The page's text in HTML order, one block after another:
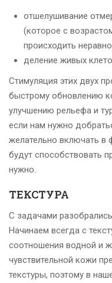
отшелушивание
(которое с
происходить
деление живых
Стимуляция этих двух
быстрому обновлению
улучшению рельефа и
если нам нужно
желательно включать в
будут способствовать
нужно.
ТЕКСТУРА
С задачами
Начинаем всегда с
соотношения водной и
чувствительной кожи
текстуры, поэтому в